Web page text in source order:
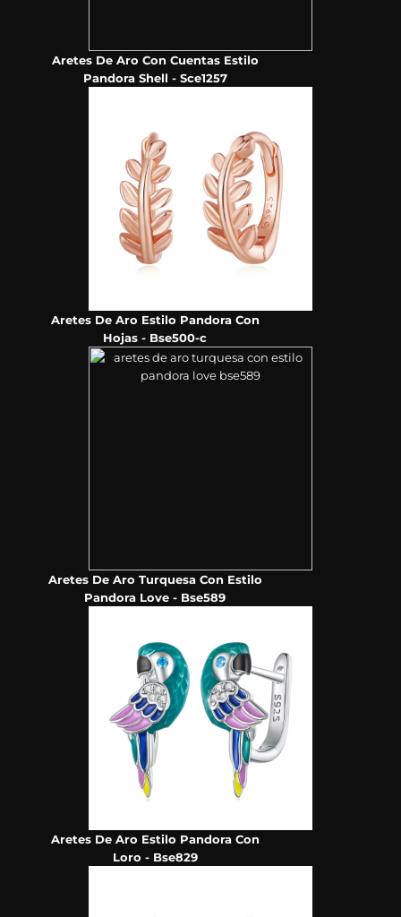
Aretes De Aro Con Cuentas Estilo
Pandora Shell - Sce1257
Aretes De Aro Estilo Pandora Con
Hojas - Bse500-c
Aretes De Aro Turquesa Con Estilo
Pandora Love - Bse589
Aretes De Aro Estilo Pandora Con
Loro - Bse829